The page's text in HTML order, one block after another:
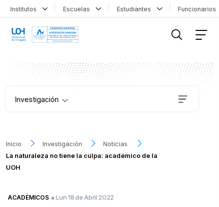
Institutos Escuelas Estudiantes
Investigación
Proyectos
Inicio Investigación
Noticias
La naturaleza no tiene la culpa: académico de la
UOH
ACADÉMICOS ● Lun 18 de Abril 2022